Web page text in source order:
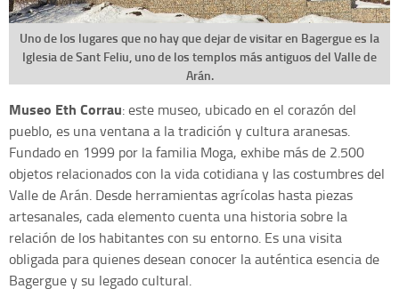
Uno de los lugares que no hay que dejar de visitar en Bagergue es la
Iglesia de Sant Feliu, uno de los templos más antiguos del Valle de
Arán.
Museo Eth Corrau: este museo, ubicado en el corazón del
pueblo, es una ventana a la tradición y cultura aranesas.
Fundado en 1999 por la familia Moga, exhibe más de 2.500
objetos relacionados con la vida cotidiana y las costumbres del
Valle de Arán. Desde herramientas agrícolas hasta piezas
artesanales, cada elemento cuenta una historia sobre la
relación de los habitantes con su entorno. Es una visita
obligada para quienes desean conocer la auténtica esencia de
Bagergue y su legado cultural.